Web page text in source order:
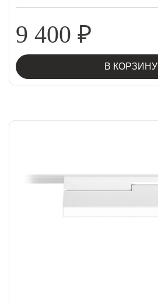
9 400 ₽
В КОРЗИНУ